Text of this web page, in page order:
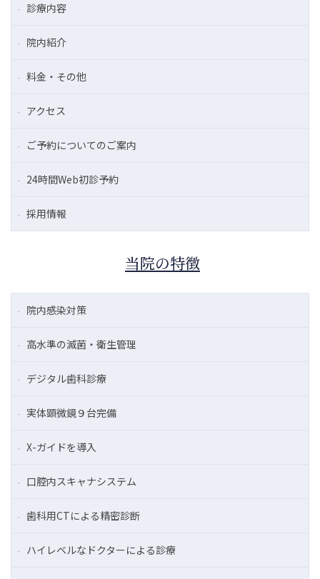
診療内容
院内紹介
料金・その他
アクセス
ご予約についてのご案内
24時間Web初診予約
採用情報
当院の特徴
院内感染対策
高水準の滅菌・衛生管理
デジタル歯科診療
実体顕微鏡９台完備
X-ガイドを導入
口腔内スキャナシステム
歯科用CTによる精密診断
ハイレベルなドクターによる診療